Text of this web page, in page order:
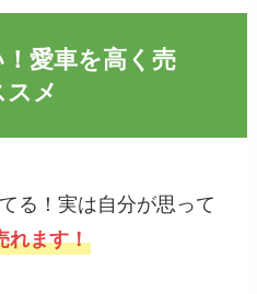
愛車を高く売
メ
る！実は自分が思って
れます！